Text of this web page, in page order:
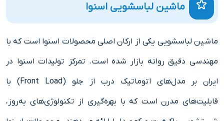
ماشین لباسشویی اسنوا
ماشین لباسشویی یکی از ارکان اصلی محصولات اسنوا است که با
مهندسی دقیق روانه بازار شده است. تمرکز تولیدات اسنوا در
ایران بر مدل‌های اتوماتیک درب از جلو (Front Load) با
قابلیت‌های مدرن است که با بهره‌گیری از تکنولوژی‌های به‌روز،